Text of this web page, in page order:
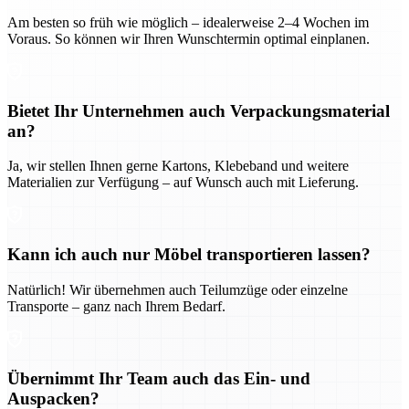
Am besten so früh wie möglich – idealerweise 2–4 Wochen im
Voraus. So können wir Ihren Wunschtermin optimal einplanen.
Bietet Ihr Unternehmen auch Verpackungsmaterial
an?
Ja, wir stellen Ihnen gerne Kartons, Klebeband und weitere
Materialien zur Verfügung – auf Wunsch auch mit Lieferung.
Kann ich auch nur Möbel transportieren lassen?
Natürlich! Wir übernehmen auch Teilumzüge oder einzelne
Transporte – ganz nach Ihrem Bedarf.
Übernimmt Ihr Team auch das Ein- und
Auspacken?